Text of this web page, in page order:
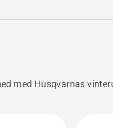
med Husqvarnas